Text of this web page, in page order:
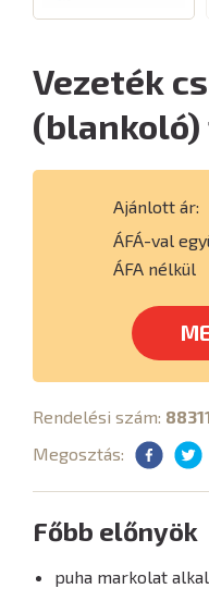
Vezeték
(blankoló)
Ajánlott ár:
ÁFÁ-val
ÁFA nélkül
Rendelési szám:
Megosztás:
Főbb előnyök
puha markolat